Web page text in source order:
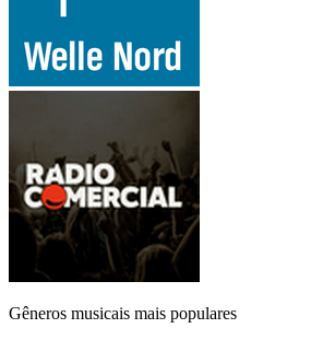
Gêneros musicais mais populares